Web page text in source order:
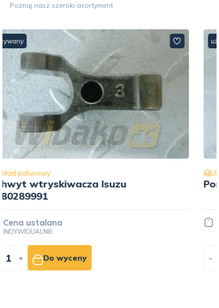
Poznaj nasz szeroki asortyment
używany
Układ paliwowy
Pompa paliwa Cummins 4088604
Cena ustalana
INDYWIDUALNIE
+ Do wyceny